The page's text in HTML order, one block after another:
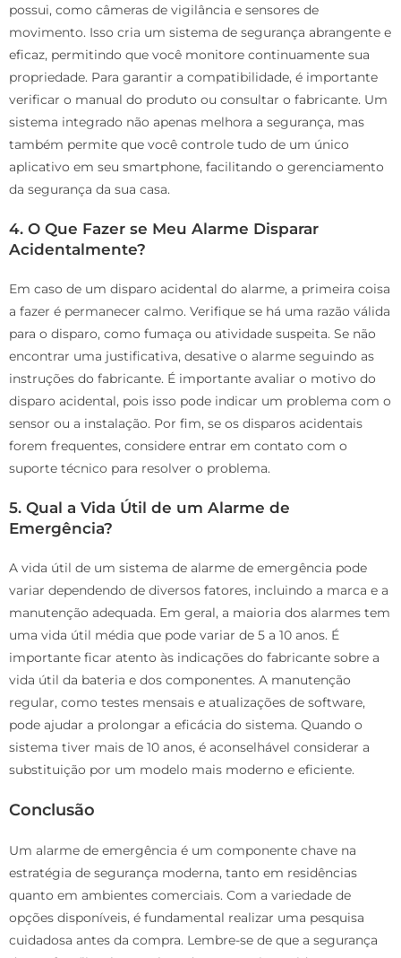
possui, como câmeras de vigilância e sensores de
movimento. Isso cria um sistema de segurança abrangente e
eficaz, permitindo que você monitore continuamente sua
propriedade. Para garantir a compatibilidade, é importante
verificar o manual do produto ou consultar o fabricante. Um
sistema integrado não apenas melhora a segurança, mas
também permite que você controle tudo de um único
aplicativo em seu smartphone, facilitando o gerenciamento
da segurança da sua casa.
4. O Que Fazer se Meu Alarme Disparar
Acidentalmente?
Em caso de um disparo acidental do alarme, a primeira coisa
a fazer é permanecer calmo. Verifique se há uma razão válida
para o disparo, como fumaça ou atividade suspeita. Se não
encontrar uma justificativa, desative o alarme seguindo as
instruções do fabricante. É importante avaliar o motivo do
disparo acidental, pois isso pode indicar um problema com o
sensor ou a instalação. Por fim, se os disparos acidentais
forem frequentes, considere entrar em contato com o
suporte técnico para resolver o problema.
5. Qual a Vida Útil de um Alarme de
Emergência?
A vida útil de um sistema de alarme de emergência pode
variar dependendo de diversos fatores, incluindo a marca e a
manutenção adequada. Em geral, a maioria dos alarmes tem
uma vida útil média que pode variar de 5 a 10 anos. É
importante ficar atento às indicações do fabricante sobre a
vida útil da bateria e dos componentes. A manutenção
regular, como testes mensais e atualizações de software,
pode ajudar a prolongar a eficácia do sistema. Quando o
sistema tiver mais de 10 anos, é aconselhável considerar a
substituição por um modelo mais moderno e eficiente.
Conclusão
Um alarme de emergência é um componente chave na
estratégia de segurança moderna, tanto em residências
quanto em ambientes comerciais. Com a variedade de
opções disponíveis, é fundamental realizar uma pesquisa
cuidadosa antes da compra. Lembre-se de que a segurança